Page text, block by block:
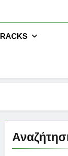
RACKS